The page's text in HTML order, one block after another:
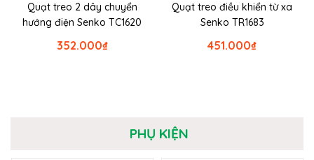
Quạt treo 2 dây chuyển
hướng điện Senko TC1620
₫
352.000
Quạt treo điều khiển từ xa
Senko TR1683
₫
451.000
PHỤ KIỆN